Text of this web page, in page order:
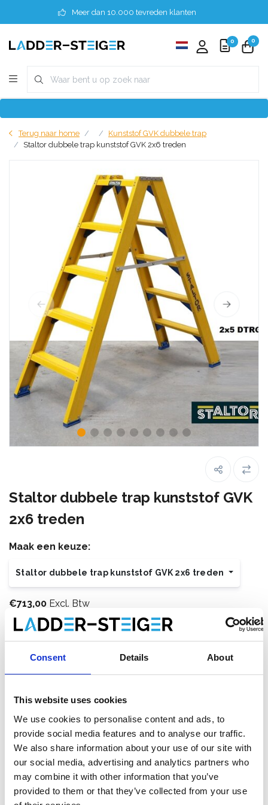
Consent Details About
This website uses cookies
We use cookies to personalise content and ads, to
provide social media features and to analyse our traffic.
We also share information about your use of our site with
our social media, advertising and analytics partners who
may combine it with other information that you’ve
provided to them or that they’ve collected from your use
Meer dan 10.000 tevreden klanten
0 0
Terug naar home
Kunststof GVK dubbele trap
Staltor dubbele trap kunststof GVK 2x6 treden
Staltor dubbele trap kunststof GVK
2x6 treden
Maak een keuze:
Staltor dubbele trap kunststof GVK 2x6 treden
€713,00 Excl. Btw
€862,73 Incl. BTW
Toevoegen aan winkelwagen
Toevoegen aan offerte
Opslaan in favorieten